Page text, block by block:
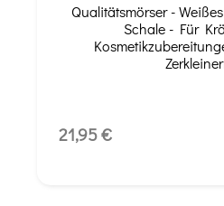
Qualitätsmörser -
Schale - Für
21,95 €